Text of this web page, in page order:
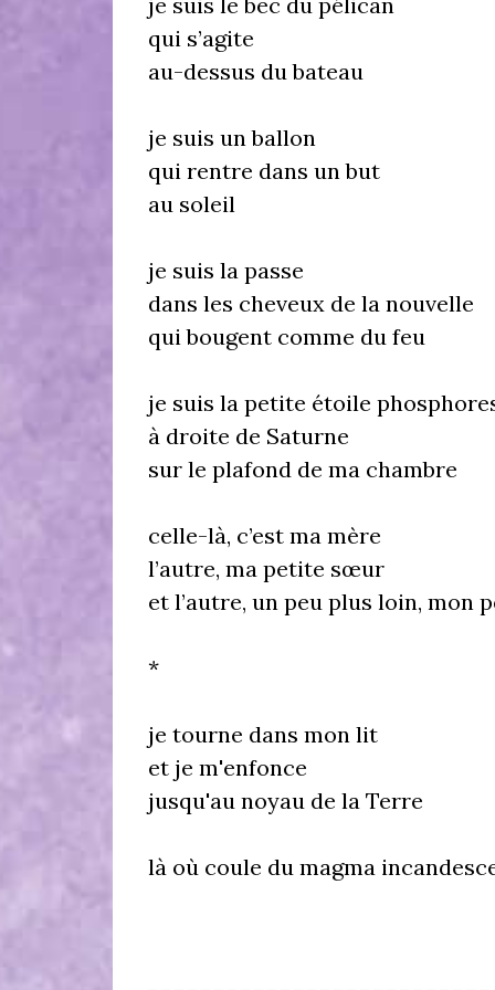
qui s’agite
au-dessus du bateau
je suis un ballon
qui rentre dans un but
au soleil
je suis la passe
dans les cheveux de la nouvelle
qui bougent comme du feu
je suis la petite étoile
à droite de Saturne
sur le plafond de ma chambre
celle-là, c’est ma mère
l’autre, ma petite sœur
et l’autre, un peu plus loin, mon
*
je tourne dans mon lit
et je m'enfonce
jusqu'au noyau de la Terre
là où coule du magma